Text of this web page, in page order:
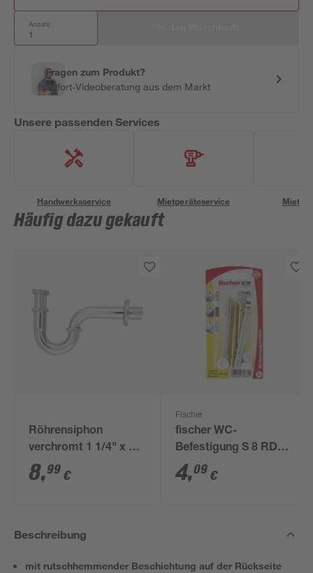
Anzahl:
Fragen zum Produkt?
Sofort-Videoberatung aus dem Markt
Unsere passenden Services
Handwerksservice Mietgeräteservice
Häufig dazu gekauft
Röhrensiphon
verchromt 1 1/4" x 32
mm
8,99 €
Fischer
fischer WC-
Befestigung S 8 RD
80 2 Stück
4,09 €
Beschreibung
mit rutschhemmender Beschichtung auf der Rückseite